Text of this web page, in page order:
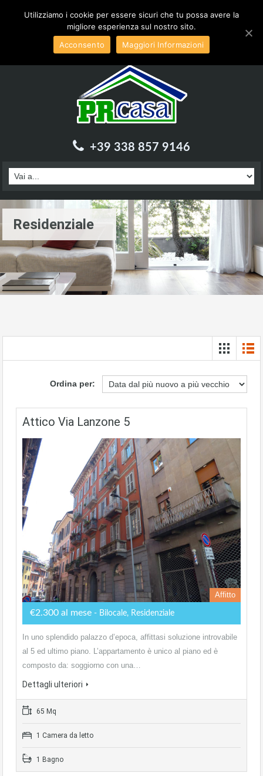
Inviaci una email a : info@prcasa.it
+39 338 857 9146
Residenziale
Ordina per:
Attico Via Lanzone 5
Affitto
€2.300 al mese - Bilocale, Residenziale
In uno splendido palazzo d’epoca, affittasi soluzione introvabile
al 5 ed ultimo piano. L’appartamento è unico al piano ed è
composto da: soggiorno con una…
Dettagli ulteriori
65 Mq
1 Camera da letto
1 Bagno
Utilizziamo i cookie per essere sicuri che tu possa avere la
migliore esperienza sul nostro sito.
Acconsento
Maggiori Informazioni